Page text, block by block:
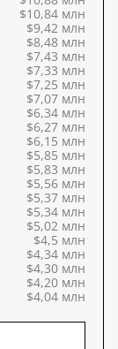
$10,84 млн
$9,42 млн
$8,48 млн
$7,43 млн
$7,33 млн
$7,25 млн
$7,07 млн
$6,34 млн
$6,27 млн
$6,15 млн
$5,85 млн
$5,83 млн
$5,56 млн
$5,37 млн
$5,34 млн
$5,02 млн
$4,5 млн
$4,34 млн
$4,30 млн
$4,20 млн
$4,04 млн